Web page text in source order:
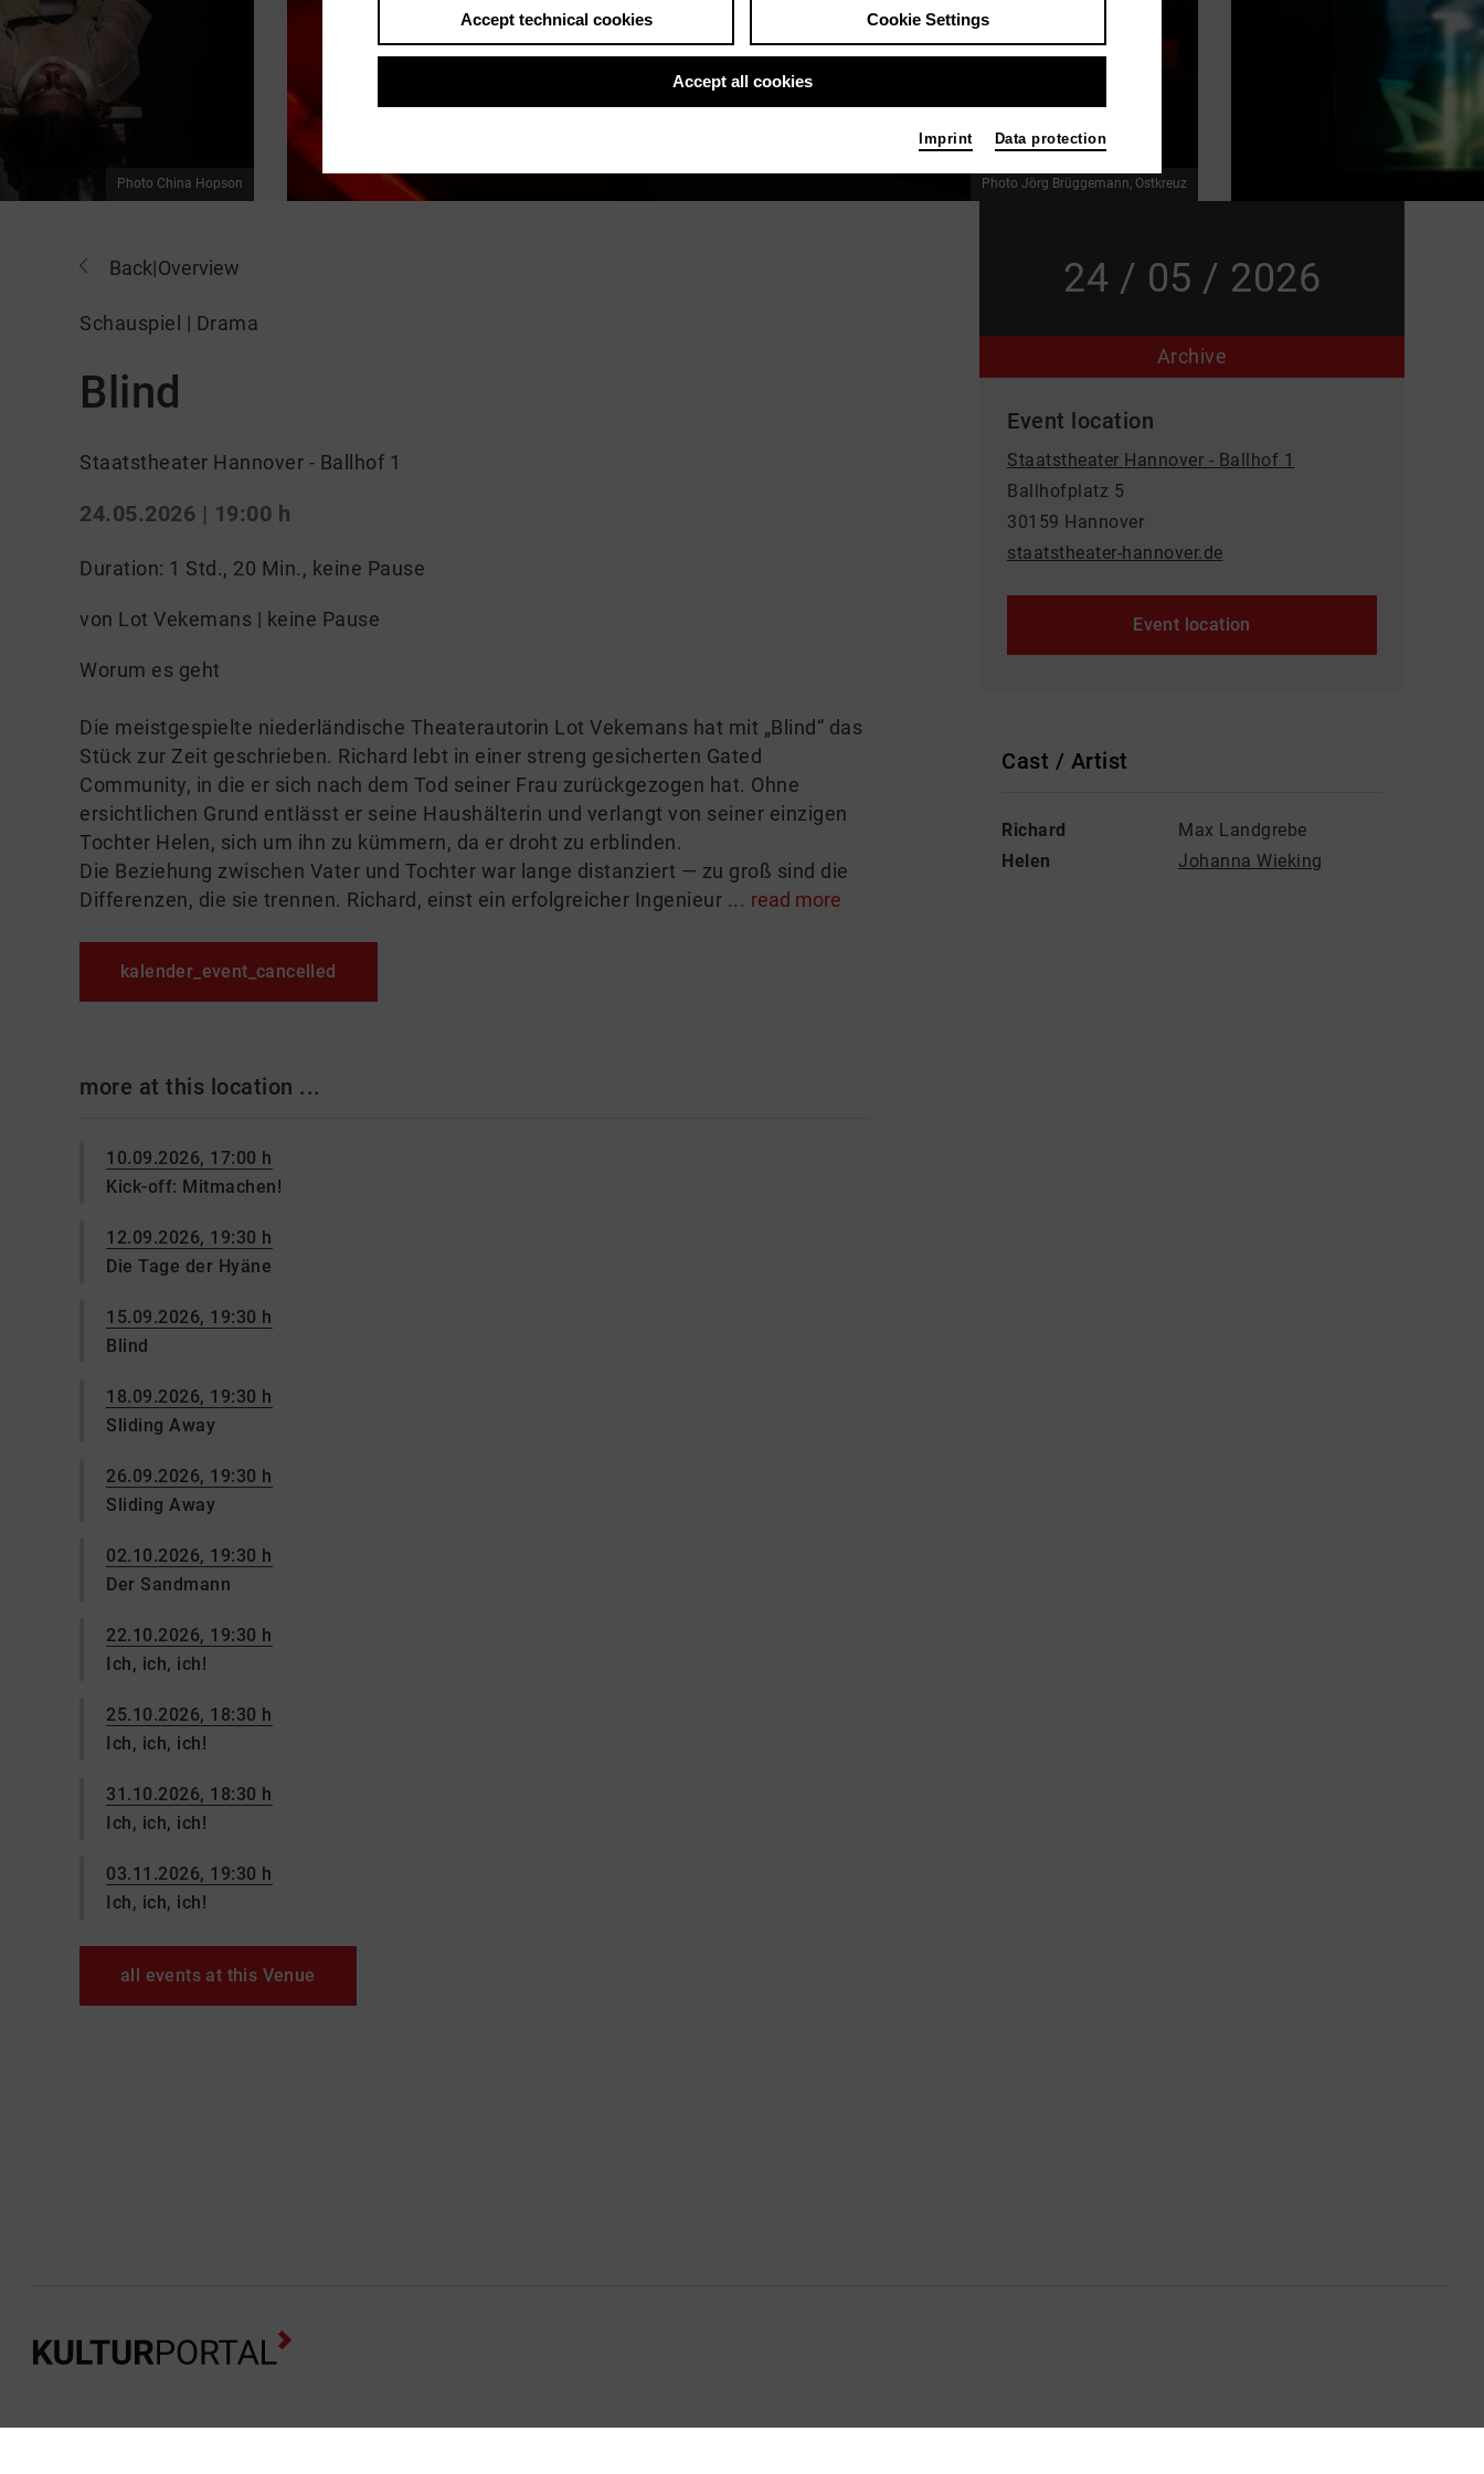
Photo China Hopson Photo Jörg Brüggemann, Ostkreuz
Back|Overview
Schauspiel | Drama
Blind
Staatstheater Hannover - Ballhof 1
24.05.2026 | 19:00 h
Duration: 1 Std., 20 Min., keine Pause
von Lot Vekemans | keine Pause
Worum es geht
Die meistgespielte niederländische Theaterautorin Lot Vekemans hat mit „Blind“ das
Stück zur Zeit geschrieben. Richard lebt in einer streng gesicherten Gated
Community, in die er sich nach dem Tod seiner Frau zurückgezogen hat. Ohne
ersichtlichen Grund entlässt er seine Haushälterin und verlangt von seiner einzigen
Tochter Helen, sich um ihn zu kümmern, da er droht zu erblinden.
Die Beziehung zwischen Vater und Tochter war lange distanziert — zu groß sind die
Differenzen, die sie trennen. Richard, einst ein erfolgreicher Ingenieur ... read more
kalender_event_cancelled
more at this location ...
10.09.2026, 17:00 h
Kick-off: Mitmachen!
12.09.2026, 19:30 h
Die Tage der Hyäne
15.09.2026, 19:30 h
Blind
18.09.2026, 19:30 h
Sliding Away
26.09.2026, 19:30 h
Sliding Away
02.10.2026, 19:30 h
Der Sandmann
22.10.2026, 19:30 h
Ich, ich, ich!
25.10.2026, 18:30 h
Ich, ich, ich!
31.10.2026, 18:30 h
Ich, ich, ich!
03.11.2026, 19:30 h
Ich, ich, ich!
all events at this Venue
24 / 05 / 2026
Archive
Event location
Staatstheater Hannover - Ballhof 1
Ballhofplatz 5
30159 Hannover
staatstheater-hannover.de
Event location
Cast / Artist
Richard
Max Landgrebe
Helen
Johanna Wieking
Accept technical cookies Cookie Settings
Accept all cookies
Imprint Data protection